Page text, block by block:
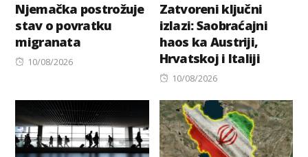
Njemačka postrožuje
stav o povratku
migranata
Posted
10/08/2026
Zatvoreni ključni
izlazi: Saobraćajni
haos ka Austriji,
Hrvatskoj i Italiji
Posted
10/08/2026